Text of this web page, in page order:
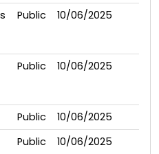
Public 10/06/2025
Public 10/06/2025
Public
10/06/2025
Public 10/06/2025